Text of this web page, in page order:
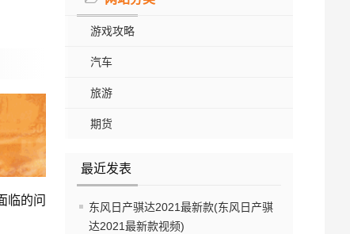
游戏攻略
汽车
旅游
期货
最近发表
东风日产骐达2021最新款(东风日产骐
达2021最新款视频)
临的问